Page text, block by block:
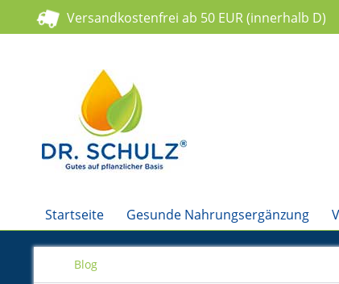
Versandkostenfrei ab 50 EUR (innerhalb D)
Startseite Gesunde Nahrungsergänzung
Blog